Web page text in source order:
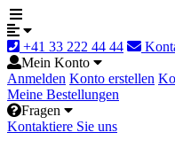
+41 33 222 44 44
Mein Konto
Anmelden Konto erstellen
Meine Bestellungen
Fragen
Kontaktiere Sie uns